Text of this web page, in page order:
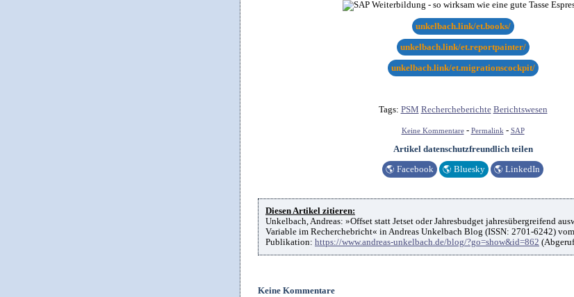
unkelbach.link/et.books/
unkelbach.link/et.reportpainter/
unkelbach.link/et.migrationscockpit/
Tags: PSM Rechercheberichte Berichtswesen
Keine Kommentare- Permalink- SAP
Artikel datenschutzfreundlich teilen
🌎 Facebook 🌎 Bluesky 🌎 LinkedIn
Diesen Artikel zitieren:
Unkelbach, Andreas: »Offset statt Jetset oder Jahresbudget jahresübergreifend
Variable im Recherchebricht« in Andreas Unkelbach Blog (ISSN: 2701-6242)
Publikation: https://www.andreas-unkelbach.de/blog/?go=show&id=862
Keine Kommentare